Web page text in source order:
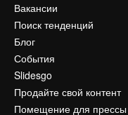
Вакансии
Поиск тенденций
Блог
События
Slidesgo
Продайте свой контент
Помещение для прессы